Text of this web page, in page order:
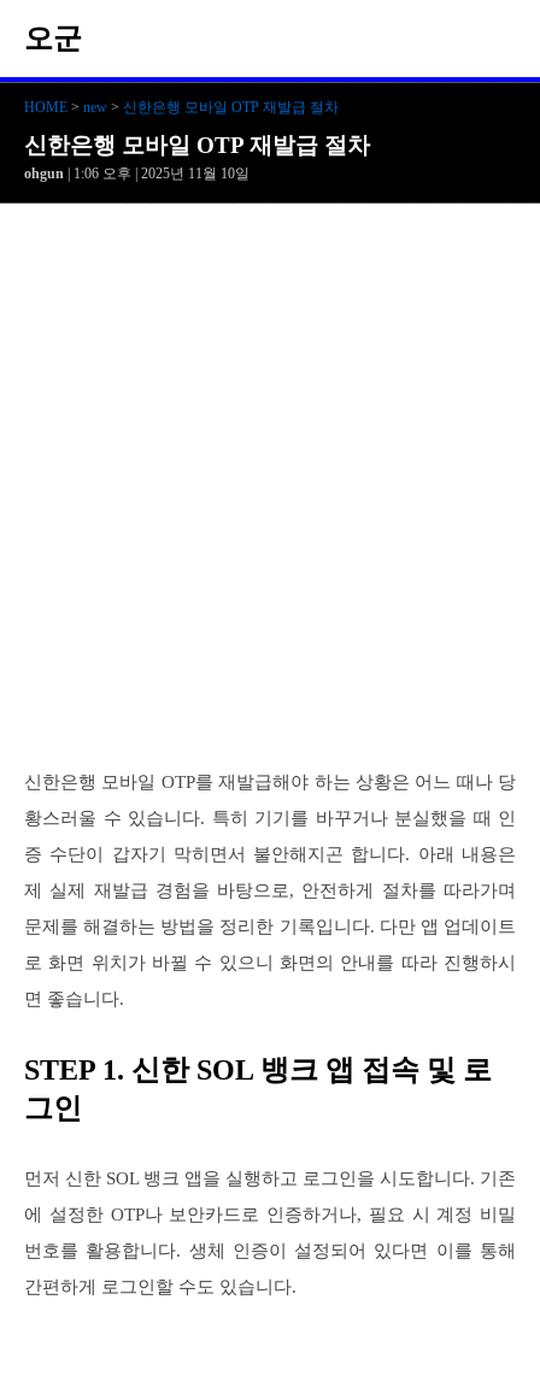
오군
HOME > new > 신한은행 모바일 OTP 재발급 절차
신한은행 모바일 OTP 재발급 절차
ohgun | 1:06 오후 | 2025년 11월 10일
신한은행 모바일 OTP를 재발급해야 하는 상황은 어느 때나 당
황스러울 수 있습니다. 특히 기기를 바꾸거나 분실했을 때 인
증 수단이 갑자기 막히면서 불안해지곤 합니다. 아래 내용은
제 실제 재발급 경험을 바탕으로, 안전하게 절차를 따라가며
문제를 해결하는 방법을 정리한 기록입니다. 다만 앱 업데이트
로 화면 위치가 바뀔 수 있으니 화면의 안내를 따라 진행하시
면 좋습니다.
STEP 1. 신한 SOL 뱅크 앱 접속 및 로
그인
먼저 신한 SOL 뱅크 앱을 실행하고 로그인을 시도합니다. 기존
에 설정한 OTP나 보안카드로 인증하거나, 필요 시 계정 비밀
번호를 활용합니다. 생체 인증이 설정되어 있다면 이를 통해
간편하게 로그인할 수도 있습니다.